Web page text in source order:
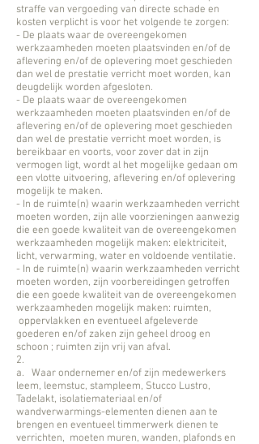
straffe van vergoeding van directe schade en
kosten verplicht is voor het volgende te zorgen:
- De plaats waar de overeengekomen
werkzaamheden moeten plaatsvinden en/of de
aflevering en/of de oplevering moet geschieden
dan wel de prestatie verricht moet worden, kan
deugdelijk worden afgesloten.
- De plaats waar de overeengekomen
werkzaamheden moeten plaatsvinden en/of de
aflevering en/of de oplevering moet geschieden
dan wel de prestatie verricht moet worden, is
bereikbaar en voorts, voor zover dat in zijn
vermogen ligt, wordt al het mogelijke gedaan om
een vlotte uitvoering, aflevering en/of oplevering
mogelijk te maken.
- In de ruimte(n) waarin werkzaamheden verricht
moeten worden, zijn alle voorzieningen aanwezig
die een goede kwaliteit van de overeengekomen
werkzaamheden mogelijk maken: elektriciteit,
licht, verwarming, water en voldoende ventilatie.
- In de ruimte(n) waarin werkzaamheden verricht
moeten worden, zijn voorbereidingen getroffen
die een goede kwaliteit van de overeengekomen
werkzaamheden mogelijk maken: ruimten,
oppervlakken en eventueel afgeleverde
goederen en/of zaken zijn geheel droog en
schoon ; ruimten zijn vrij van afval.
2.
a. Waar ondernemer en/of zijn medewerkers
leem, leemstuc, stampleem, Stucco Lustro,
Tadelakt, isolatiemateriaal en/of
wandverwarmings-elementen dienen aan te
brengen en eventueel timmerwerk dienen te
verrichten, moeten muren, wanden, plafonds en